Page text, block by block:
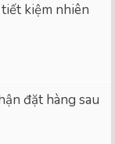
kiệm nhiên
đặt hàng sau